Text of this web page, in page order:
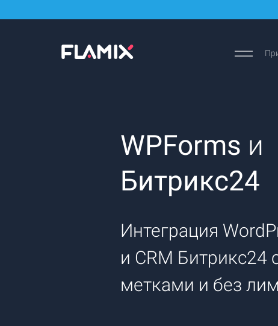
WPForms и
Битрикс24
Интеграция
и CRM Битрикс24
метками и без